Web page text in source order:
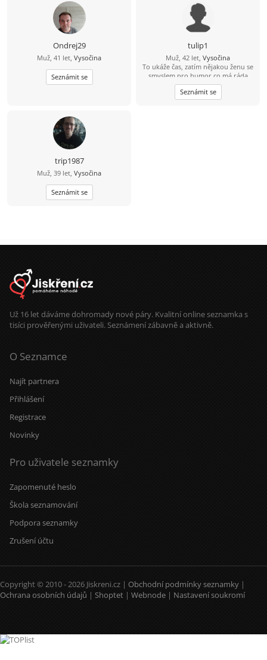
humor i obyčejné chvíle, které mají
něco do sebe.
Ondrej29
Muž, 41 let, Vysočina
Seznámit se
tulip1
Muž, 42 let, Vysočina
To ukáže čas, zatím nějakou ženu se
smyslem pro humor co má ráda
spontánní život ????
Seznámit se
trip1987
Muž, 39 let, Vysočina
Seznámit se
Už 16 let dáváme dohromady nové páry. Kvalitní online seznamka s
tisíci prověřenými uživateli. Seznámení zábavně a aktivně.
O Seznamce
Najít partnera
Přihlášení
Registrace
Novinky
Pro uživatele seznamky
Zapomenuté heslo
Škola seznamování
Podpora seznamky
Zrušení účtu
Copyright © 2010 - 2026 Jiskreni.cz | Obchodní podmínky seznamky |
Ochrana osobních údajů | Shoptet | Webnode | Nastavení soukromí